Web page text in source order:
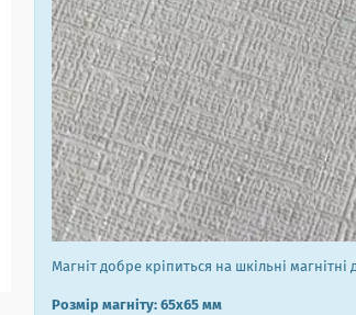
Магніт добре кріпиться на шкільні
Розмір магніту: 65х65 мм